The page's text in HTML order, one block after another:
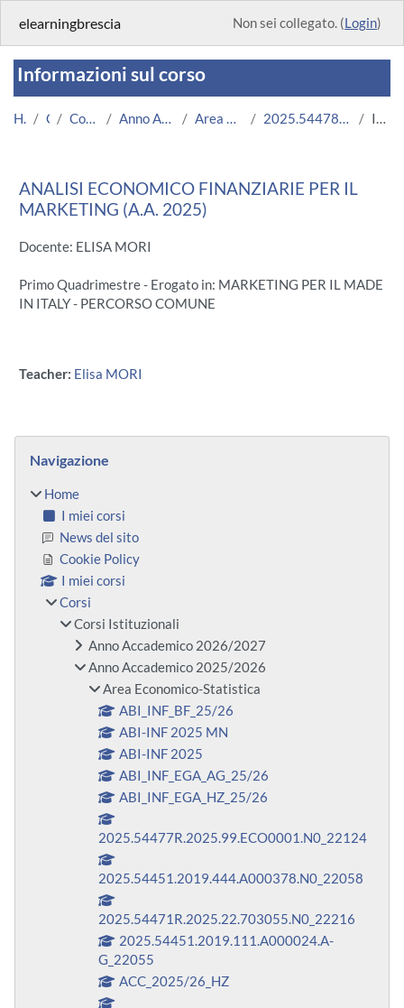
elearningbrescia Non sei collegato. (Login)
Informazioni sul corso
Home Corsi Corsi Istituzionali Anno Accademico 2025/2026 Area Economico-Statistica 2025.54478R.2025.99.ECO0029.N0_22142 Introduzione
ANALISI ECONOMICO FINANZIARIE PER IL
MARKETING (A.A. 2025)
Docente: ELISA MORI
Primo Quadrimestre - Erogato in: MARKETING PER IL MADE
IN ITALY - PERCORSO COMUNE
Teacher: Elisa MORI
Blocchi
Navigazione
Home
I miei corsi
News del sito
Cookie Policy
I miei corsi
Corsi
Corsi Istituzionali
Anno Accademico 2026/2027
Anno Accademico 2025/2026
Area Economico-Statistica
ABI_INF_BF_25/26
ABI-INF 2025 MN
ABI-INF 2025
ABI_INF_EGA_AG_25/26
ABI_INF_EGA_HZ_25/26
2025.54477R.2025.99.ECO0001.N0_22124
2025.54451.2019.444.A000378.N0_22058
2025.54471R.2025.22.703055.N0_22216
2025.54451.2019.111.A000024.A-
G_22055
ACC_2025/26_HZ